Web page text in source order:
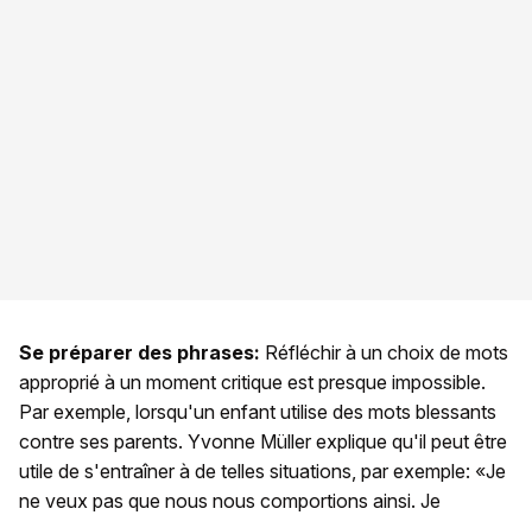
Se préparer des phrases: Réfléchir à un choix de mots
approprié à un moment critique est presque impossible.
Par exemple, lorsqu'un enfant utilise des mots blessants
contre ses parents. Yvonne Müller explique qu'il peut être
utile de s'entraîner à de telles situations, par exemple: «Je
ne veux pas que nous nous comportions ainsi. Je